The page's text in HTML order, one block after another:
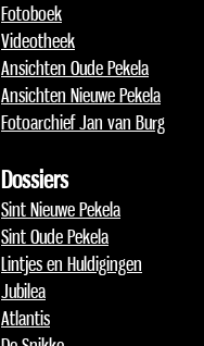
Fotoboek
Videotheek
Ansichten Oude Pekela
Ansichten Nieuwe Pekela
Fotoarchief Jan van Burg
Dossiers
Sint Nieuwe Pekela
Sint Oude Pekela
Lintjes en Huldigingen
Jubilea
Atlantis